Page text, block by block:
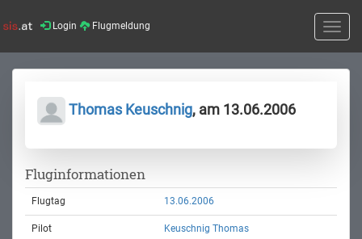
Login Flugmeldung
Toggle
Thomas Keuschnig, am 13.06.2006
Fluginformationen
Flugtag 13.06.2006
Pilot Keuschnig Thomas